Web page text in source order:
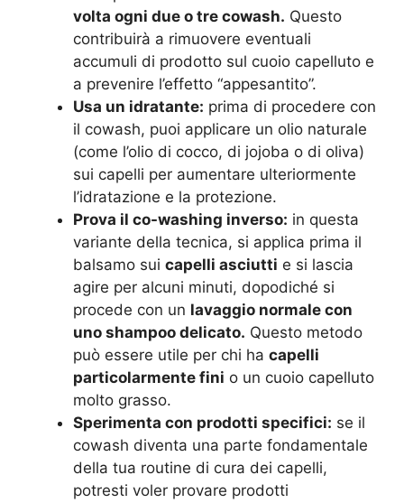
volta ogni due o tre cowash. Questo
contribuirà a rimuovere eventuali
accumuli di prodotto sul cuoio capelluto e
a prevenire l’effetto “appesantito”.
Usa un idratante: prima di procedere con
il cowash, puoi applicare un olio naturale
(come l’olio di cocco, di jojoba o di oliva)
sui capelli per aumentare ulteriormente
l’idratazione e la protezione.
Prova il co-washing inverso: in questa
variante della tecnica, si applica prima il
balsamo sui capelli asciutti e si lascia
agire per alcuni minuti, dopodiché si
procede con un lavaggio normale con
uno shampoo delicato. Questo metodo
può essere utile per chi ha capelli
particolarmente fini o un cuoio capelluto
molto grasso.
Sperimenta con prodotti specifici: se il
cowash diventa una parte fondamentale
della tua routine di cura dei capelli,
potresti voler provare prodotti